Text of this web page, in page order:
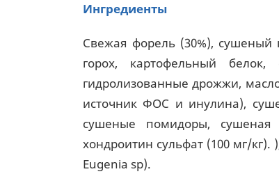
Ингредиенты
Свежая форель (30%), сушеный
горох, картофельный
гидролизованные дрожжи,
источник ФОС и инулина),
сушеные помидоры, сушеная
хондроитин сульфат (100 мг/
Eugenia sp).